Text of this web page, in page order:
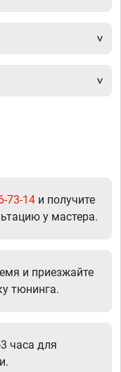
73-14 и получите
у мастера.
и приезжайте
тюнинга.
часа для